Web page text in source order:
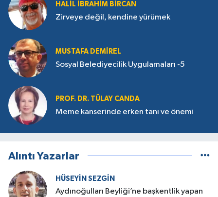
HALIL İBRAHIM BIRCAN
Zirveye değil, kendine yürümek
MUSTAFA DEMIREL
Sosyal Belediyecilik Uygulamaları -5
PROF. DR. TÜLAY CANDA
Meme kanserinde erken tanı ve önemi
Alıntı Yazarlar
HÜSEYIN SEZGIN
Aydınoğulları Beyliği’ne başkentlik yapan